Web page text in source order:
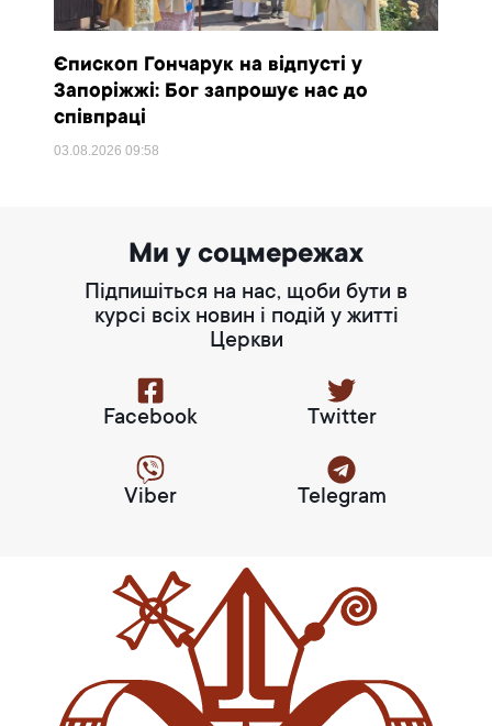
Єпископ Гончарук на відпусті у
Запоріжжі: Бог запрошує нас до
співпраці
03.08.202609:58
Ми у соцмережах
Підпишіться на нас, щоби бути в
курсі всіх новин і подій у житті
Церкви
Facebook Twitter
Viber Telegram